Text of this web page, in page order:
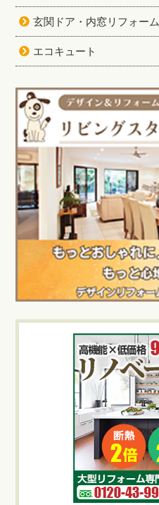
玄関ドア・内窓リフォーム
エコキュート